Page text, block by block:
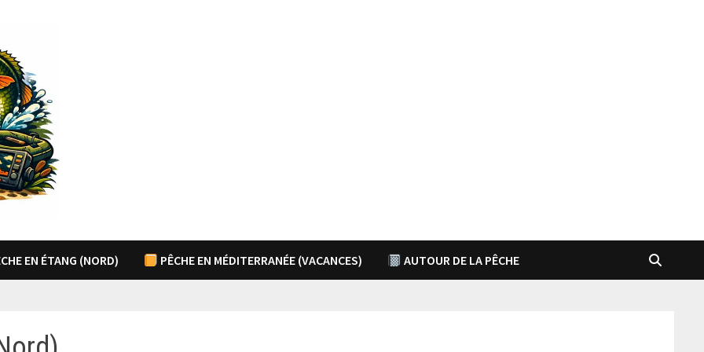
EN ÉTANG (NORD) PÊCHE EN MÉDITERRANÉE (VACANCES) AUTOUR DE LA PÊCHE